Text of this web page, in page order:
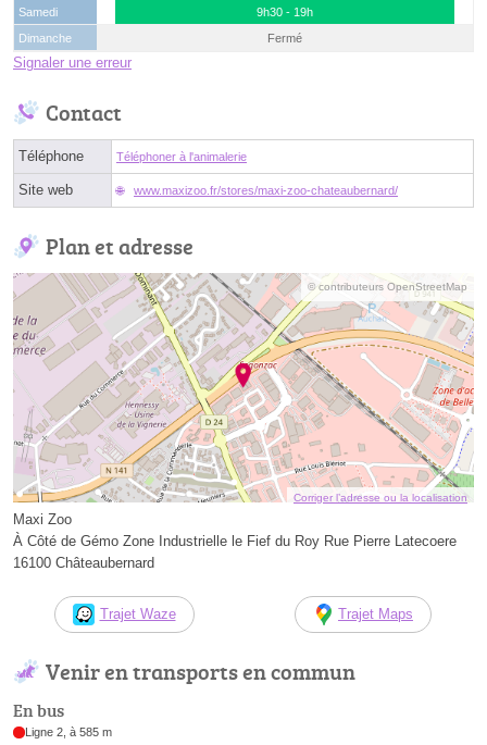
Samedi
9h30 - 19h
Dimanche
Fermé
Signaler une erreur
Contact
Téléphone Téléphoner à l'animalerie
Site web www.maxizoo.fr/stores/maxi-zoo-chateaubernard/
Plan et adresse
© contributeurs OpenStreetMap
Corriger l’adresse ou la localisation
Maxi Zoo
À Côté de Gémo Zone Industrielle le Fief du Roy Rue Pierre Latecoere
16100 Châteaubernard
Trajet Waze Trajet Maps
Venir en transports en commun
En bus
Ligne 2, à 585 m